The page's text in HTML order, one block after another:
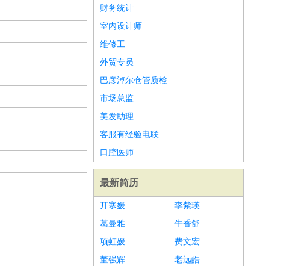
财务统计
室内设计师
维修工
外贸专员
巴彦淖尔仓管质检
市场总监
美发助理
客服有经验电联
口腔医师
最新简历
丌寒媛
李紫瑛
葛曼雅
牛香舒
项虹媛
费文宏
董强辉
老远皓